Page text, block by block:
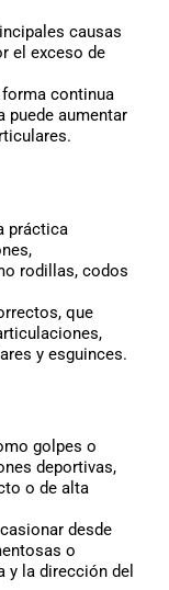
causas
el exceso de
continua
puede aumentar
práctica
rodillas, codos
que
y esguinces.
golpes o
deportivas,
o de alta
desde
o
y la dirección del